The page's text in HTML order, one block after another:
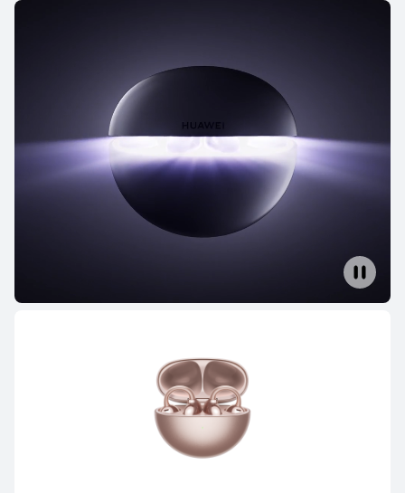
FreeClip Series
FreeBuds Series
HUAWEI FreeBuds 7i
Mehr erfahren